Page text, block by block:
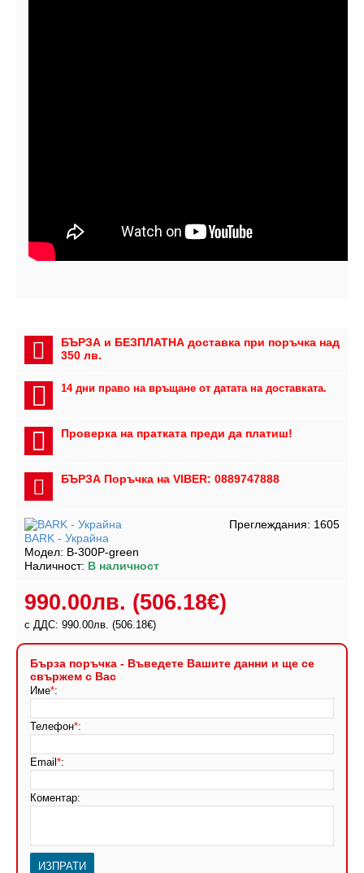
БЪРЗА и БЕЗПЛАТНА доставка при поръчка над
350 лв.
14 дни право на връщане от датата на доставката.
Проверка на пратката преди да платиш!
БЪРЗА Поръчка на VIBER: 0889747888
Преглеждания: 1605
BARK - Украйна
Модел: B-300P-green
Наличност: В наличност
990.00лв. (506.18€)
с ДДС: 990.00лв. (506.18€)
Бърза поръчка - Въведете Вашите данни и ще се
свържем с Вас
Име*:
Телефон*:
Email *:
Коментар: